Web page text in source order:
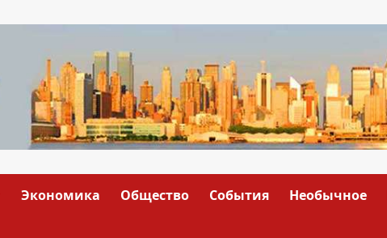
Экономика Общество События Необычное